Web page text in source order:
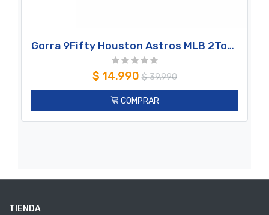
Gorra 9Fifty Houston Astros MLB 2Tone White New Era
$ 14.990 $39.990
COMPRAR
TIENDA